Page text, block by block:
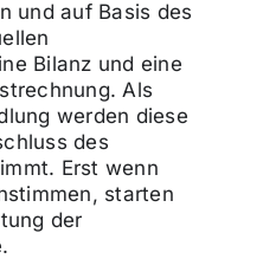
und auf Basis des
Bilanz und eine
Als
werden diese
des
Erst wenn
starten
der